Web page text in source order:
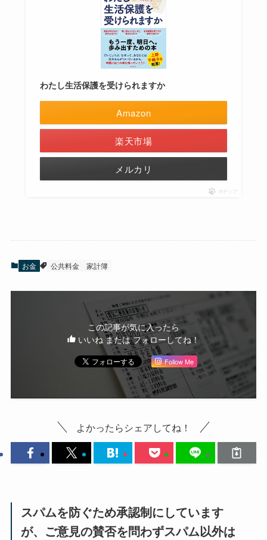
わたし生活保護を受けられますか
Amazon
楽天市場
メルカリ
ポチップ
お金 公共料金 家計簿
この記事が気に入ったら
いいね または フォローしてね！
Follow Me
よかったらシェアしてね！
スパムを防ぐため承認制にしています
が、ご意見の賛否を問わずスパム以外は